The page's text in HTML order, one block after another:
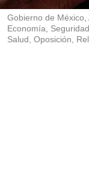
Gobierno de
Economía,
Salud, Oposición,